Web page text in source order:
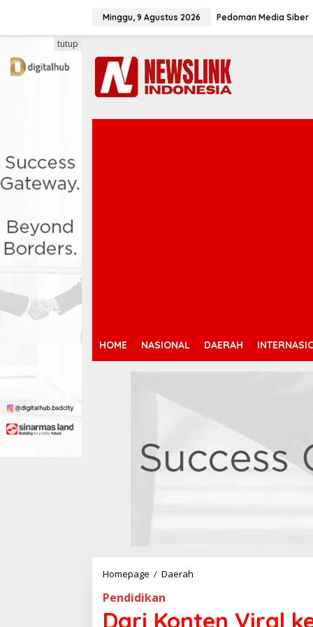
Minggu, 9 Agustus 2026 Pedoman Media Siber
HOME NASIONAL DAERAH
tutup
Homepage / Daerah
K
Pendidikan
Dari Konten Viral